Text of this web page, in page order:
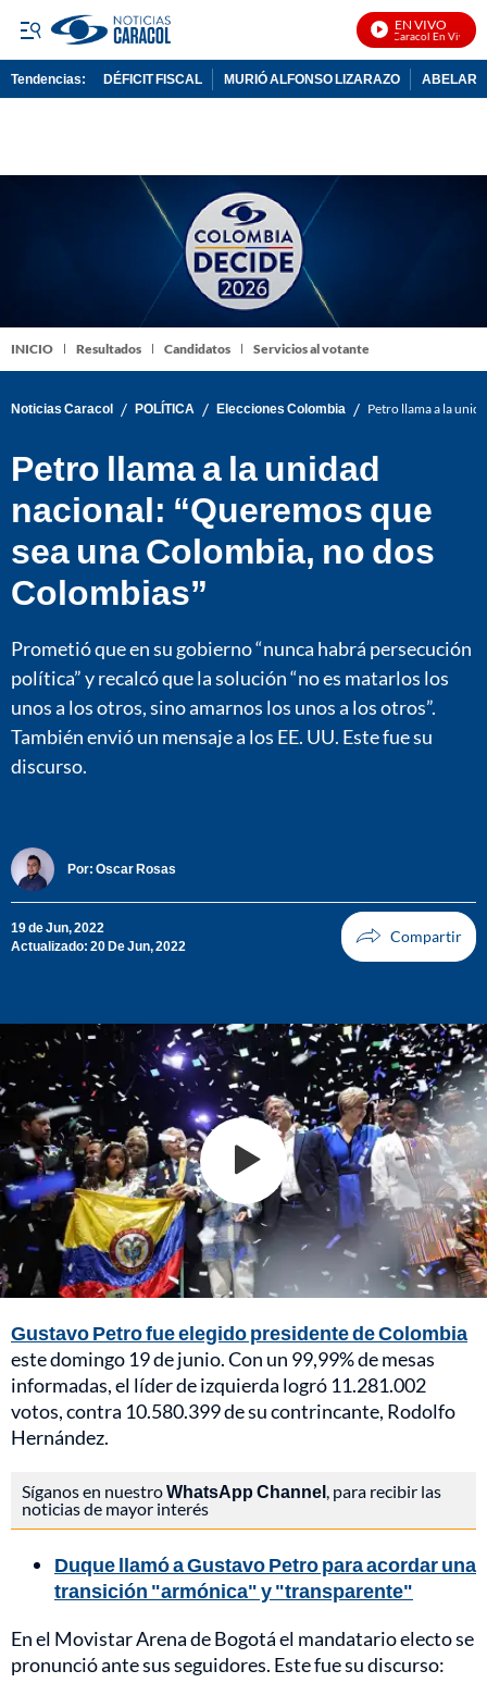
EN VIVO
Noticias Caracol En Vivo
Tendencias: DÉFICIT FISCAL MURIÓ ALFONSO LIZARAZO
INICIO Resultados Candidatos Servicios al votante
Noticias Caracol / POLÍTICA / Elecciones Colombia / Petro llama a la
Petro llama a la unidad
nacional: “Queremos que
sea una Colombia, no dos
Colombias”
Prometió que en su gobierno “nunca habrá persecución
política” y recalcó que la solución “no es matarlos los
unos a los otros, sino amarnos los unos a los otros”.
También envió un mensaje a los EE. UU. Este fue su
discurso.
Por: Oscar Rosas
19 de Jun, 2022
Actualizado: 20 De Jun, 2022
Gustavo Petro fue elegido presidente de Colombia
este domingo 19 de junio. Con un 99,99% de mesas
informadas, el líder de izquierda logró 11.281.002
votos, contra 10.580.399 de su contrincante, Rodolfo
Hernández.
Síganos en nuestroWhatsApp Channel , para recibir las
noticias de mayor interés
Duque llamó a Gustavo Petro para acordar una
transición "armónica" y "transparente"
En el Movistar Arena de Bogotá el mandatario electo se
pronunció ante sus seguidores. Este fue su discurso: